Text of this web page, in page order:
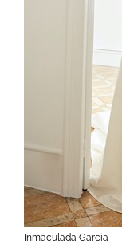
Inmaculada Garcia